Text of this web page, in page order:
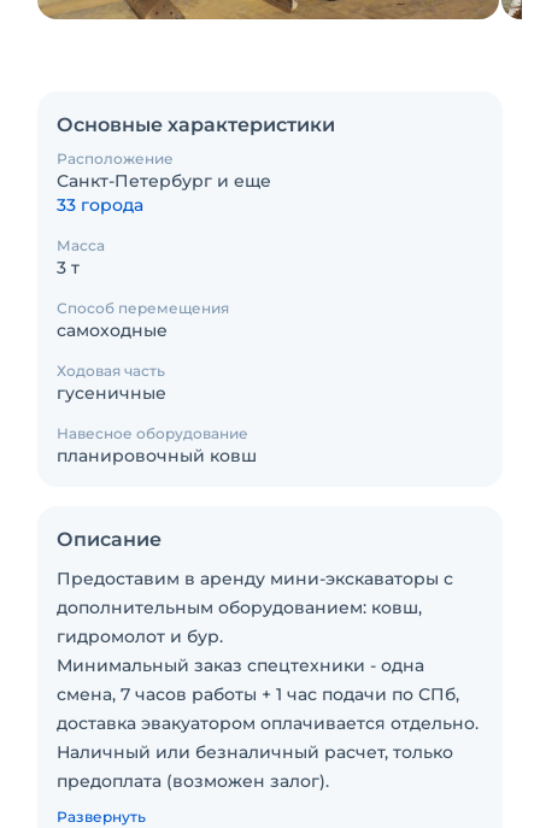
Основные характеристики
Расположение
Санкт-Петербург и еще
33 города
Масса
3 т
Способ перемещения
самоходные
Ходовая часть
гусеничные
Навесное оборудование
планировочный ковш
Описание
Предоставим в аренду мини-экскаваторы с
дополнительным оборудованием: ковш,
гидромолот и бур.
Минимальный заказ спецтехники - одна
смена, 7 часов работы + 1 час подачи по СПб,
доставка эвакуатором оплачивается отдельно.
Наличный или безналичный расчет, только
предоплата (возможен залог).
Если сомневаетесь в нужной техники, то
Развернуть